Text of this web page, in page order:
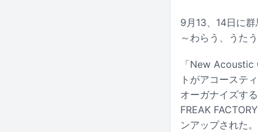
9月13、14日に
～わらう、うた
「New Acoustic
トがアコーステ
オーガナイズす
FREAK
ンアップされた